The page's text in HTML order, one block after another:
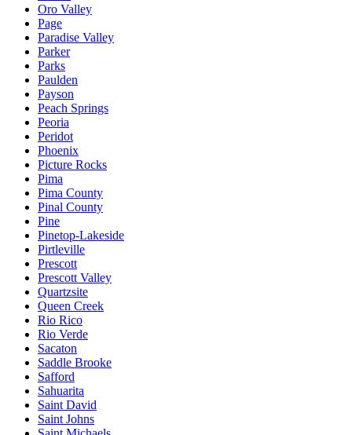
Oro Valley
Page
Paradise Valley
Parker
Parks
Paulden
Payson
Peach Springs
Peoria
Peridot
Phoenix
Picture Rocks
Pima
Pima County
Pinal County
Pine
Pinetop-Lakeside
Pirtleville
Prescott
Prescott Valley
Quartzsite
Queen Creek
Rio Rico
Rio Verde
Sacaton
Saddle Brooke
Safford
Sahuarita
Saint David
Saint Johns